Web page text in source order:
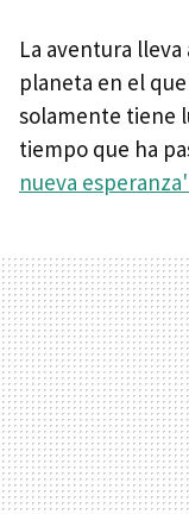
La aventura lleva
planeta en el
solamente tiene
tiempo que ha
nueva esperanza'